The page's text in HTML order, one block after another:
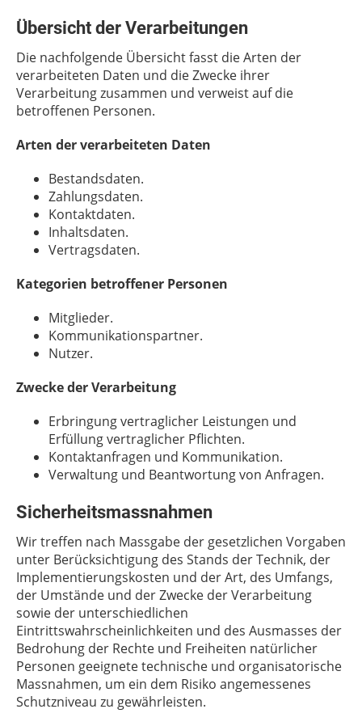
Übersicht der Verarbeitungen
Die nachfolgende Übersicht fasst die Arten der
verarbeiteten Daten und die Zwecke ihrer
Verarbeitung zusammen und verweist auf die
betroffenen Personen.
Arten der verarbeiteten Daten
Bestandsdaten.
Zahlungsdaten.
Kontaktdaten.
Inhaltsdaten.
Vertragsdaten.
Kategorien betroffener Personen
Mitglieder.
Kommunikationspartner.
Nutzer.
Zwecke der Verarbeitung
Erbringung vertraglicher Leistungen und
Erfüllung vertraglicher Pflichten.
Kontaktanfragen und Kommunikation.
Verwaltung und Beantwortung von Anfragen.
Sicherheitsmassnahmen
Wir treffen nach Massgabe der gesetzlichen Vorgaben
unter Berücksichtigung des Stands der Technik, der
Implementierungskosten und der Art, des Umfangs,
der Umstände und der Zwecke der Verarbeitung
sowie der unterschiedlichen
Eintrittswahrscheinlichkeiten und des Ausmasses der
Bedrohung der Rechte und Freiheiten natürlicher
Personen geeignete technische und organisatorische
Massnahmen, um ein dem Risiko angemessenes
Schutzniveau zu gewährleisten.